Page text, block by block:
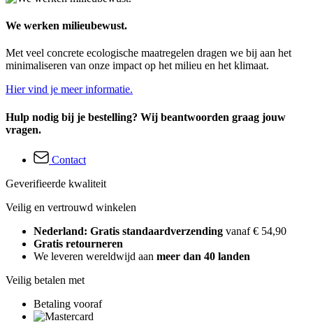
We werken milieubewust.
Met veel concrete ecologische maatregelen dragen we bij aan het
minimaliseren van onze impact op het milieu en het klimaat.
Hier vind je meer informatie.
Hulp nodig bij je bestelling? Wij beantwoorden graag jouw
vragen.
Contact
Geverifieerde kwaliteit
Veilig en vertrouwd winkelen
Nederland: Gratis standaardverzending vanaf € 54,90
Gratis retourneren
We leveren wereldwijd aan meer dan 40 landen
Veilig betalen met
Betaling vooraf